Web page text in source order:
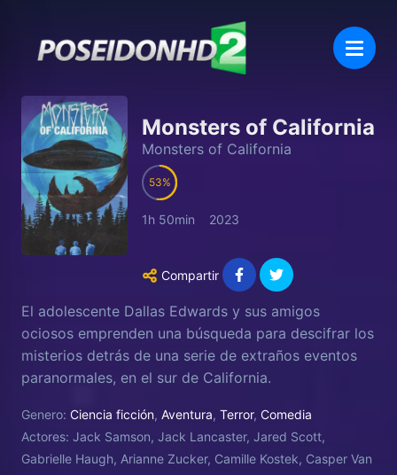
Monsters of California
Monsters of California
53
1h 50min 2023
Compartir
El adolescente Dallas Edwards y sus amigos
ociosos emprenden una búsqueda para descifrar los
misterios detrás de una serie de extraños eventos
paranormales, en el sur de California.
Genero: Ciencia ficción, Aventura, Terror, Comedia
Actores: Jack Samson, Jack Lancaster, Jared Scott,
Gabrielle Haugh, Arianne Zucker, Camille Kostek, Casper Van